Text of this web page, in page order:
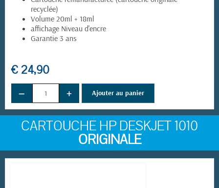
recyclée)
Volume 20ml + 18ml
affichage Niveau d'encre
Garantie 3 ans
€ 24,90
− + Ajouter au panier
CARTOUCHE HP DESKJET 1010
ORIGINALE